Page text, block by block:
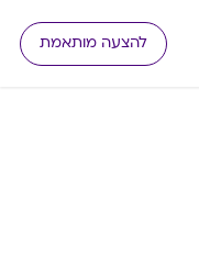
להצעה מותאמת